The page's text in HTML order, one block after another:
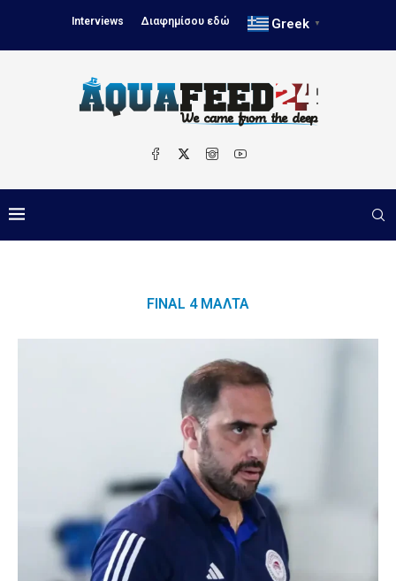
Interviews Διαφημίσου εδώ Greek ▼
FINAL 4 ΜΆΛΤΑ